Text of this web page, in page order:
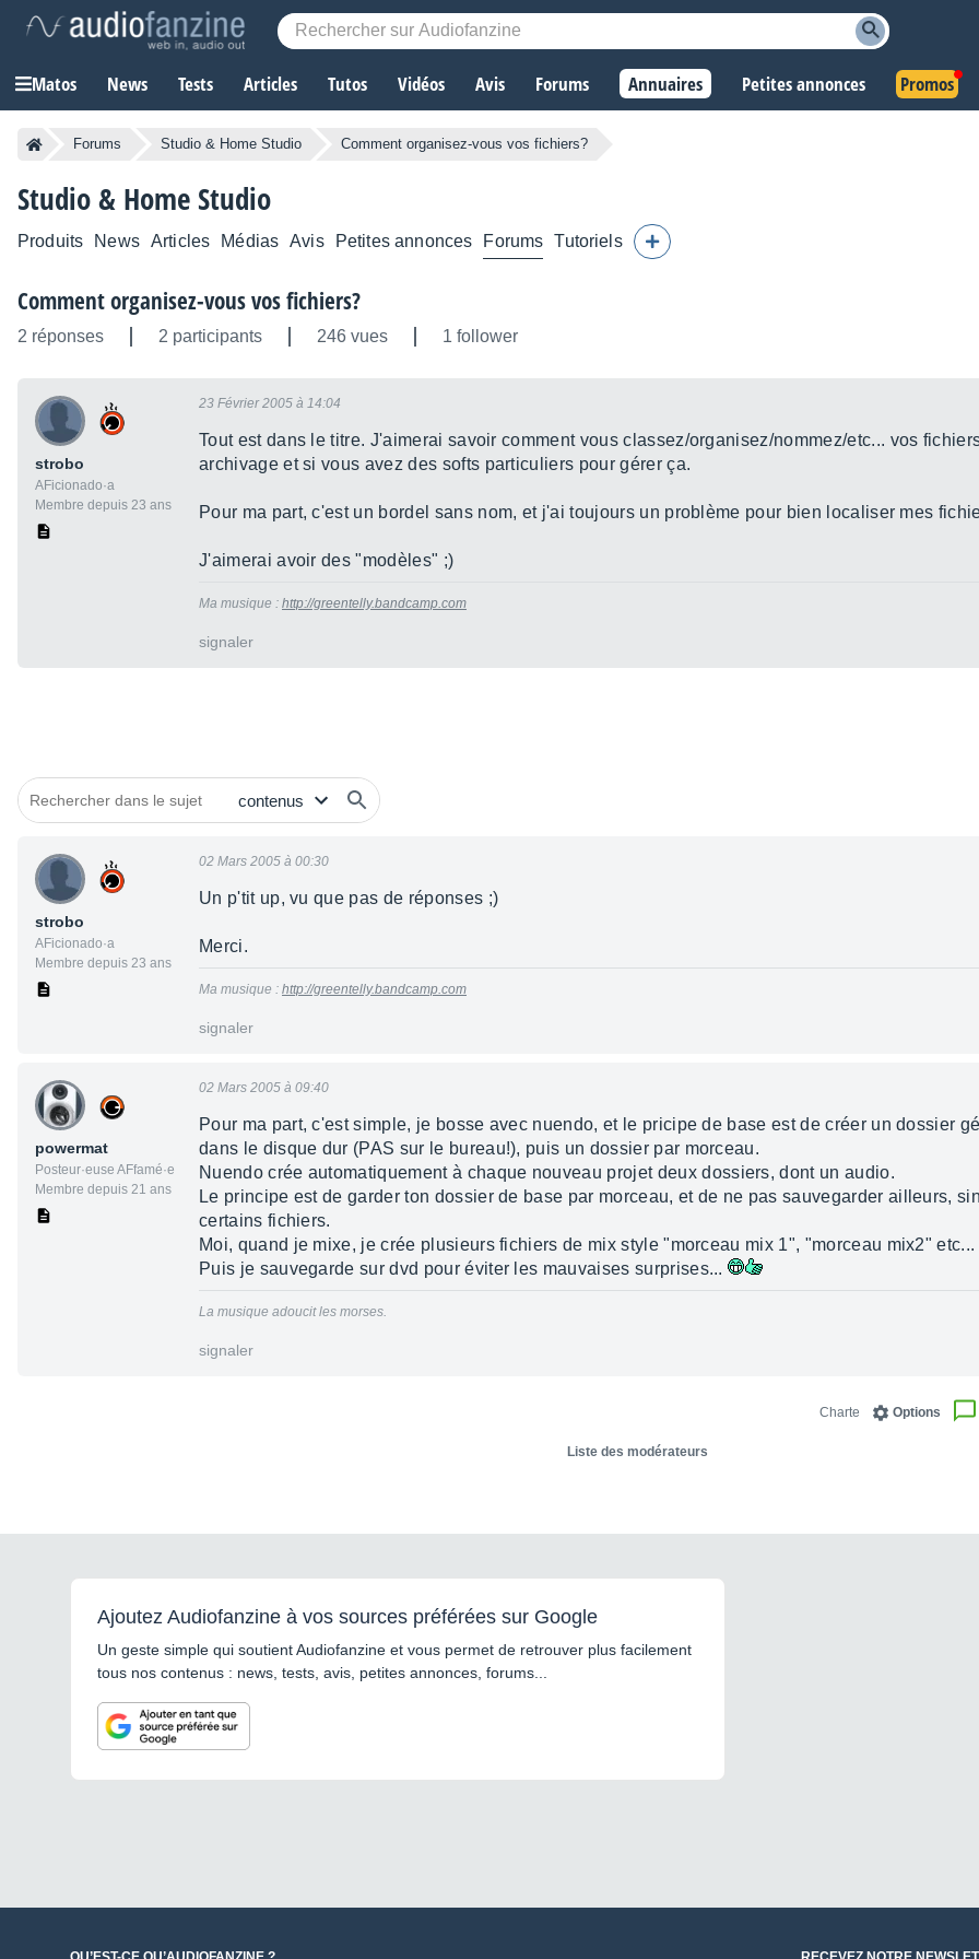
Matos News Tests Articles Tutos Vidéos Avis Forums Annuaires Petites annonces Promos
Forums Studio & Home Studio Comment organisez-vous vos fichiers?
Studio & Home Studio
Produits News Articles Médias Avis Petites annonces Forums Tutoriels
Comment organisez-vous vos fichiers?
2 réponses 2 participants 246 vues 1 follower
strobo
AFicionado·a
Membre depuis 23 ans
23 Février 2005 à 14:04
Tout est dans le titre. J'aimerai savoir comment vous classez/organisez/nommez/etc... vos
archivage et si vous avez des softs particuliers pour gérer ça.
Pour ma part, c'est un bordel sans nom, et j'ai toujours un problème pour bien localiser mes
J'aimerai avoir des "modèles" ;)
Ma musique : http://greentelly.bandcamp.com
signaler
strobo
AFicionado·a
Membre depuis 23 ans
02 Mars 2005 à 00:30
Un p'tit up, vu que pas de réponses ;)
Merci.
Ma musique : http://greentelly.bandcamp.com
signaler
powermat
Posteur·euse AFfamé·e
Membre depuis 21 ans
02 Mars 2005 à 09:40
Pour ma part, c'est simple, je bosse avec nuendo, et le pricipe de base est de créer un dossier
dans le disque dur (PAS sur le bureau!), puis un dossier par morceau.
Nuendo crée automatiquement à chaque nouveau projet deux dossiers, dont un audio.
Le principe est de garder ton dossier de base par morceau, et de ne pas sauvegarder ailleurs,
certains fichiers.
Moi, quand je mixe, je crée plusieurs fichiers de mix style "morceau mix 1", "morceau mix2" etc...
Puis je sauvegarde sur dvd pour éviter les mauvaises surprises...
La musique adoucit les morses.
signaler
Options
Charte
Liste des modérateurs
Ajoutez Audiofanzine à vos sources préférées sur Google
Un geste simple qui soutient Audiofanzine et vous permet de retrouver plus facilement
tous nos contenus : news, tests, avis, petites annonces, forums...